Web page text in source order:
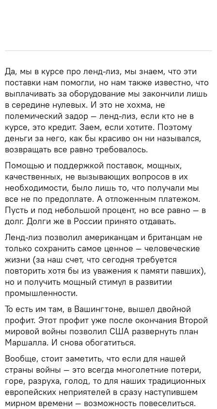
Да, мы в курсе про ленд-лиз, мы знаем, что эти
поставки нам помогли, но нам также известно, что
выплачивать за оборудование мы закончили лишь
в середине нулевых. И это не хохма, не
полемический задор — ленд-лиз, если кто не в
курсе, это кредит. Заем, если хотите. Поэтому
деньги за него, как бы красиво он ни назывался,
возвращать все равно требовалось.
Помощью и поддержкой поставок, мощных,
качественных, не вызывающих вопросов в их
необходимости, было лишь то, что получали мы
все не по предоплате. А отложенным платежом.
Пусть и под небольшой процент, но все равно — в
долг. Долги же в России принято отдавать.
Ленд-лиз позволил американцам и британцам не
только сохранить самое ценное — человеческие
жизни (за наш счет, что сегодня требуется
повторить хотя бы из уважения к памяти павших),
но и получить мощный стимул в развитии
промышленности.
То есть им там, в Вашингтоне, вышел двойной
профит. Этот профит уже после окончания Второй
мировой войны позволил США развернуть план
Маршалла. И снова обогатиться.
Вообще, стоит заметить, что если для нашей
страны войны — это всегда многолетние потери,
горе, разруха, голод, то для наших традиционных
европейских неприятелей в сразу наступившем
мирном времени — возможность повеселиться.